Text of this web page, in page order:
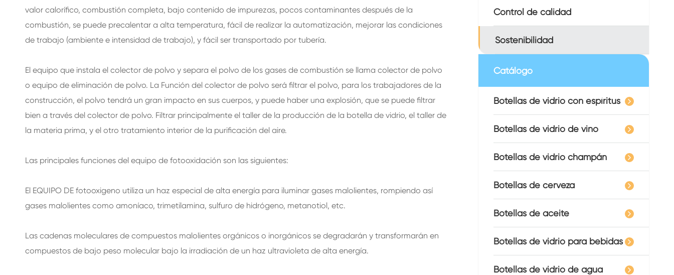
valor calorífico, combustión completa, bajo contenido de impurezas, pocos contaminantes después de la
combustión, se puede precalentar a alta temperatura, fácil de realizar la automatización, mejorar las condiciones
de trabajo (ambiente e intensidad de trabajo), y fácil ser transportado por tubería.
El equipo que instala el colector de polvo y separa el polvo de los gases de combustión se llama colector de polvo
o equipo de eliminación de polvo. La Función del colector de polvo será filtrar el polvo, para los trabajadores de la
construcción, el polvo tendrá un gran impacto en sus cuerpos, y puede haber una explosión, que se puede filtrar
bien a través del colector de polvo. Filtrar principalmente el taller de la producción de la botella de vidrio, el taller de
la materia prima, y el otro tratamiento interior de la purificación del aire.
Las principales funciones del equipo de fotooxidación son las siguientes:
El EQUIPO DE fotooxigeno utiliza un haz especial de alta energía para iluminar gases malolientes, rompiendo así
gases malolientes como amoníaco, trimetilamina, sulfuro de hidrógeno, metanotiol, etc.
Las cadenas moleculares de compuestos malolientes orgánicos o inorgánicos se degradarán y transformarán en
compuestos de bajo peso molecular bajo la irradiación de un haz ultravioleta de alta energía.
Control de calidad
Sostenibilidad
Catálogo
Botellas de vidrio con espíritus
Botellas de vidrio de vino
Botellas de vidrio champán
Botellas de cerveza
Botellas de aceite
Botellas de vidrio para bebidas
Botellas de vidrio de agua